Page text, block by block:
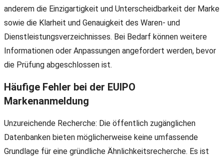
anderem die Einzigartigkeit und Unterscheidbarkeit der Marke
sowie die Klarheit und Genauigkeit des Waren- und
Dienstleistungsverzeichnisses. Bei Bedarf können weitere
Informationen oder Anpassungen angefordert werden, bevor
die Prüfung abgeschlossen ist.
Häufige Fehler bei der EUIPO
Markenanmeldung
Unzureichende Recherche: Die öffentlich zugänglichen
Datenbanken bieten möglicherweise keine umfassende
Grundlage für eine gründliche Ähnlichkeitsrecherche. Es ist